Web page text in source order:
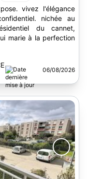
vivez l'élégance
nichée au
du cannet,
marie à la perfection
06/08/2026